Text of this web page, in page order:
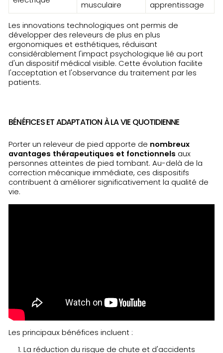
musculaire
apprentissage
Les innovations technologiques ont permis de
développer des releveurs de plus en plus
ergonomiques et esthétiques, réduisant
considérablement l'impact psychologique lié au port
d'un dispositif médical visible. Cette évolution facilite
l'acceptation et l'observance du traitement par les
patients.
BÉNÉFICES ET ADAPTATION À LA VIE QUOTIDIENNE
Porter un releveur de pied apporte de nombreux
avantages thérapeutiques et fonctionnels aux
personnes atteintes de pied tombant. Au-delà de la
correction mécanique immédiate, ces dispositifs
contribuent à améliorer significativement la qualité de
vie.
Les principaux bénéfices incluent :
La réduction du risque de chute et d'accidents